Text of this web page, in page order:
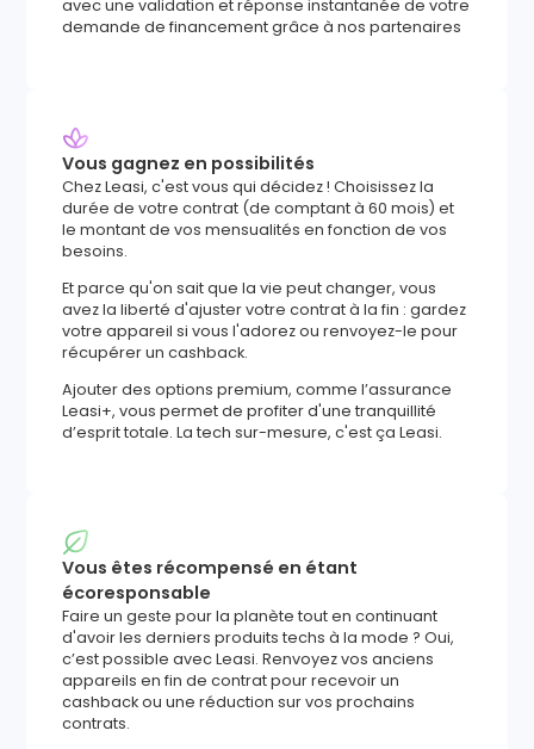
avec une validation et réponse instantanée de votre
demande de financement grâce à nos partenaires
Vous gagnez en possibilités
Chez Leasi, c'est vous qui décidez ! Choisissez la
durée de votre contrat (de comptant à 60 mois) et
le montant de vos mensualités en fonction de vos
besoins.
Et parce qu'on sait que la vie peut changer, vous
avez la liberté d'ajuster votre contrat à la fin : gardez
votre appareil si vous l'adorez ou renvoyez-le pour
récupérer un cashback.
Ajouter des options premium, comme l’assurance
Leasi+, vous permet de profiter d'une tranquillité
d’esprit totale. La tech sur-mesure, c'est ça Leasi.
Vous êtes récompensé en étant
écoresponsable
Faire un geste pour la planète tout en continuant
d'avoir les derniers produits techs à la mode ? Oui,
c’est possible avec Leasi. Renvoyez vos anciens
appareils en fin de contrat pour recevoir un
cashback ou une réduction sur vos prochains
contrats.